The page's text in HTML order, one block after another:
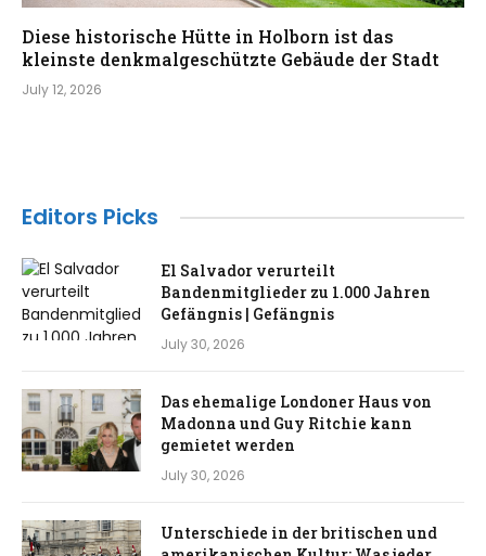
Diese historische Hütte in Holborn ist das
kleinste denkmalgeschützte Gebäude der Stadt
July 12, 2026
Editors Picks
El Salvador verurteilt
Bandenmitglieder zu 1.000 Jahren
Gefängnis | Gefängnis
July 30, 2026
Das ehemalige Londoner Haus von
Madonna und Guy Ritchie kann
gemietet werden
July 30, 2026
Unterschiede in der britischen und